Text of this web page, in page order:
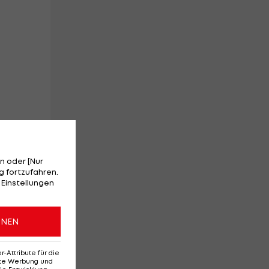
oder [Nur
fortzufahren.
Attribute für die
Werbung und